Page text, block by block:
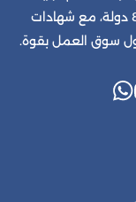
تدريبية متكاملة للمشتركين في أكثر من 80 دولة، مع شهادات
سوق العمل بقوة.